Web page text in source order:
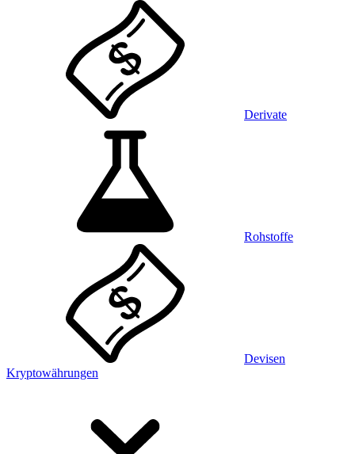
Derivate
Rohstoffe
Devisen
Kryptowährungen